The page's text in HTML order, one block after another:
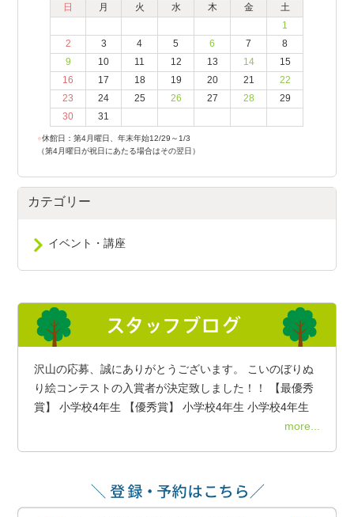
日 月 火 水 木 金
土
1
2
3 4 5 6 7
8
9
10 11 12 13 14
15
16
17 18 19 20 21
22
23
24 25 26 27 28
29
30
31
●休館日：第4月曜日、年末年始12/29～1/3
（第4月曜日が祝日にあたる場合はその翌日）
カテゴリー
イベント・講座
沢山の応募、誠にありがとうございます。 こいのぼりぬ
り絵コンテストの入賞者が決定致しました！！ 【最優秀
賞】 小学校4年生 【優秀賞】 小学校4年生 小学校4年生
more...